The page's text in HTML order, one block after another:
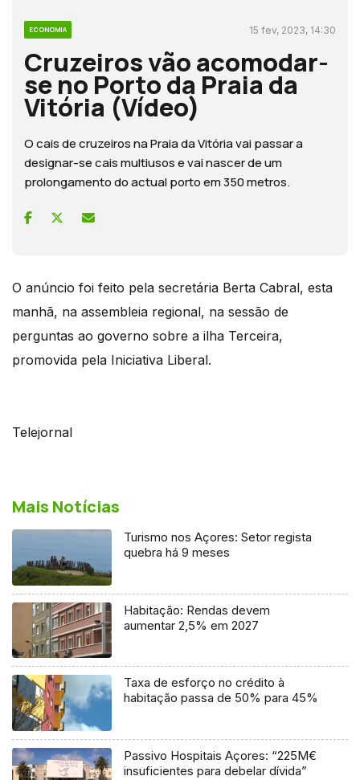
ECONOMIA 15 fev, 2023, 14:30
Cruzeiros vão acomodar-
se no Porto da Praia da
Vitória (Vídeo)
O cais de cruzeiros na Praia da Vitória vai passar a
designar-se cais multiusos e vai nascer de um
prolongamento do actual porto em 350 metros.
O anúncio foi feito pela secretária Berta Cabral, esta
manhã, na assembleia regional, na sessão de
perguntas ao governo sobre a ilha Terceira,
promovida pela Iniciativa Liberal.
Telejornal
Mais Notícias
Turismo nos Açores: Setor regista
quebra há 9 meses
Habitação: Rendas devem
aumentar 2,5% em 2027
Taxa de esforço no crédito à
habitação passa de 50% para 45%
Passivo Hospitais Açores: “225M€
insuficientes para debelar dívida”